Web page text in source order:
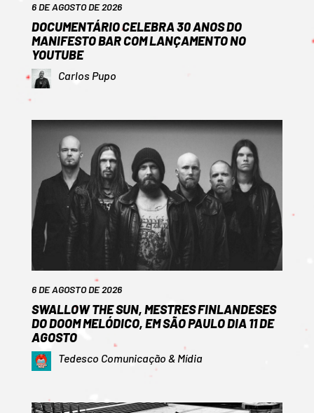
6 DE AGOSTO DE 2026
DOCUMENTÁRIO CELEBRA 30 ANOS DO
MANIFESTO BAR COM LANÇAMENTO NO
YOUTUBE
Carlos Pupo
6 DE AGOSTO DE 2026
SWALLOW THE SUN, MESTRES FINLANDESES
DO DOOM MELÓDICO, EM SÃO PAULO DIA 11 DE
AGOSTO
Tedesco Comunicação & Mídia